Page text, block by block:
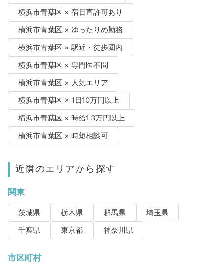
横浜市青葉区 × 宿日直許可あり
横浜市青葉区 × ゆったりめ勤務
横浜市青葉区 × 駅近・徒歩圏内
横浜市青葉区 × 専門医不問
横浜市青葉区 × 人気エリア
横浜市青葉区 × 1日10万円以上
横浜市青葉区 × 時給1.3万円以上
横浜市青葉区 × 時短相談可
近隣のエリアから探す
関東
茨城県 栃木県 群馬県
埼玉県
千葉県
東京都 神奈川県
市区町村